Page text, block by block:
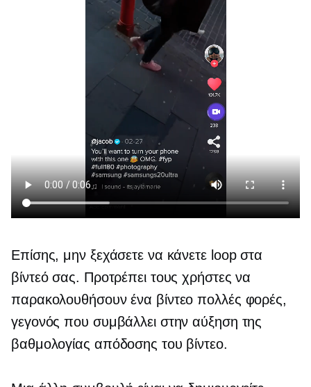
Επίσης, μην ξεχάσετε να κάνετε loop στα
βίντεό σας. Προτρέπει τους χρήστες να
παρακολουθήσουν ένα βίντεο πολλές φορές,
γεγονός που συμβάλλει στην αύξηση της
βαθμολογίας απόδοσης του βίντεο.